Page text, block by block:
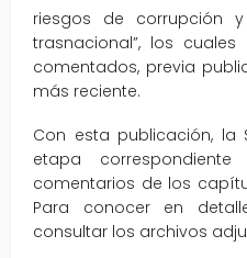
riesgos de corrupción
trasnacional”, los
comentados, previa
más reciente.
Con esta publicación, la
etapa
comentarios de los
Para conocer en
consultar los archivos